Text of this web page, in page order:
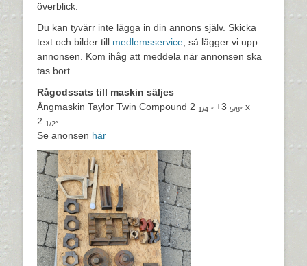
överblick.
Du kan tyvärr inte lägga in din annons själv. Skicka
text och bilder till medlemsservice , så lägger vi upp
annonsen. Kom ihåg att meddela när annonsen ska
tas bort.
Rågodssats till maskin säljes
Ångmaskin Taylor Twin Compound 2 1/4¨” +3 5/8″ x
2 1/2″
Se anonsen här